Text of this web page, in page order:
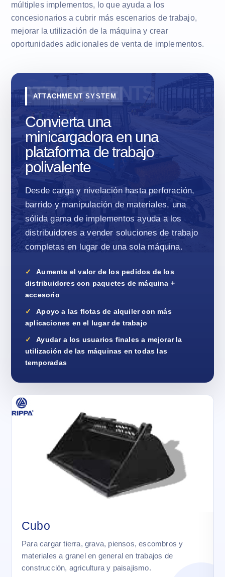
múltiples implementos, lo que ayuda a los
concesionarios a cubrir más escenarios de trabajo,
mejorar la utilización de la máquina y crear
oportunidades adicionales de venta de implementos.
ATTACHMENT SYSTEM
Convierta una
minicargadora en una
plataforma de trabajo
polivalente
Desde carga y nivelación hasta perforación,
barrido y manipulación de materiales, una
sólida gama de implementos ayuda a los
distribuidores a vender soluciones de trabajo
completas en lugar de una sola máquina.
Aumente el valor de los pedidos de los
distribuidores con paquetes de máquina +
accesorio
Apoyo a las flotas de alquiler con más
aplicaciones en el lugar de trabajo
Ayudar a los usuarios finales a mejorar la
utilización de las máquinas en todas las
temporadas
Cubo
Para cargar tierra, grava, piensos, escombros y
materiales a granel en general en trabajos de
construcción, agricultura y paisajismo.